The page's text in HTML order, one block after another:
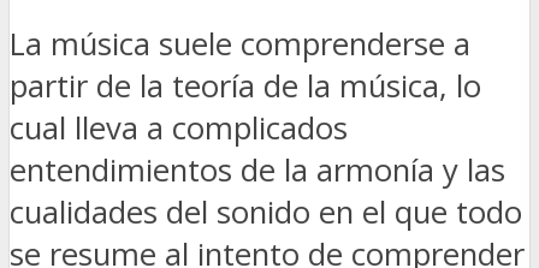
La música suele comprenderse a
partir de la teoría de la música, lo
cual lleva a complicados
entendimientos de la armonía y las
cualidades del sonido en el que todo
se resume al intento de comprender